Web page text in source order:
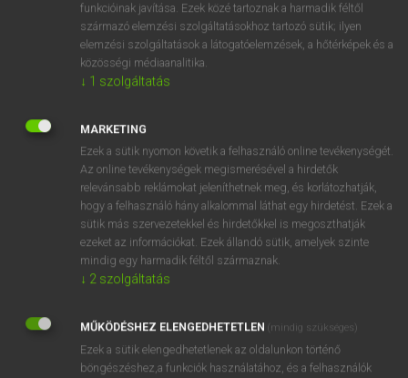
⚲ pöffeszkedőkeresése szótárainkban
DÍJMENTES ANGOL SZÓTÁR
pöfeteggomba
pöffeszkedik
pöffeszkedő
pöfög
funkcióinak javítása. Ezek közé tartoznak a harmadik féltől
származó elemzési szolgáltatásokhoz tartozó sütik; ilyen
elemzési szolgáltatások a látogatóelemzések, a hőtérképek és a
közösségi médiaanalitika.
↓ 1 szolgáltatás
MARKETING
Ezek a sütik nyomon követik a felhasználó online tevékenységét.
Az online tevékenységek megismerésével a hirdetők
relevánsabb reklámokat jeleníthetnek meg, és korlátozhatják,
hogy a felhasználó hány alkalommal láthat egy hirdetést. Ezek a
sütik más szervezetekkel és hirdetőkkel is megoszthatják
ezeket az információkat. Ezek állandó sütik, amelyek szinte
mindig egy harmadik féltől származnak.
↓ 2 szolgáltatás
MŰKÖDÉSHEZ ELENGEDHETETLEN (mindig szükséges)
Ezek a sütik elengedhetetlenek az oldalunkon történő
böngészéshez,a funkciók használatához, és a felhasználók